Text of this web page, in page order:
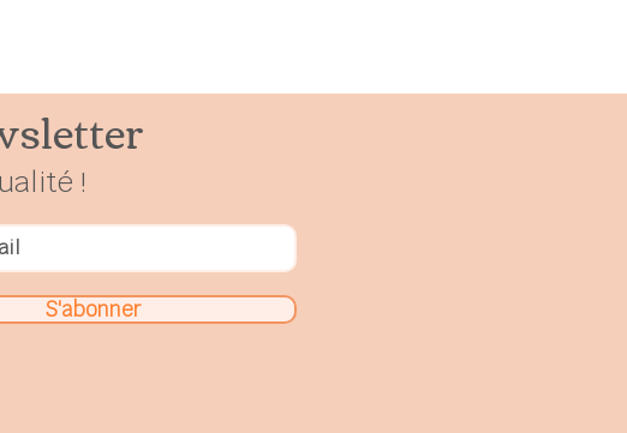
!
S'abonner